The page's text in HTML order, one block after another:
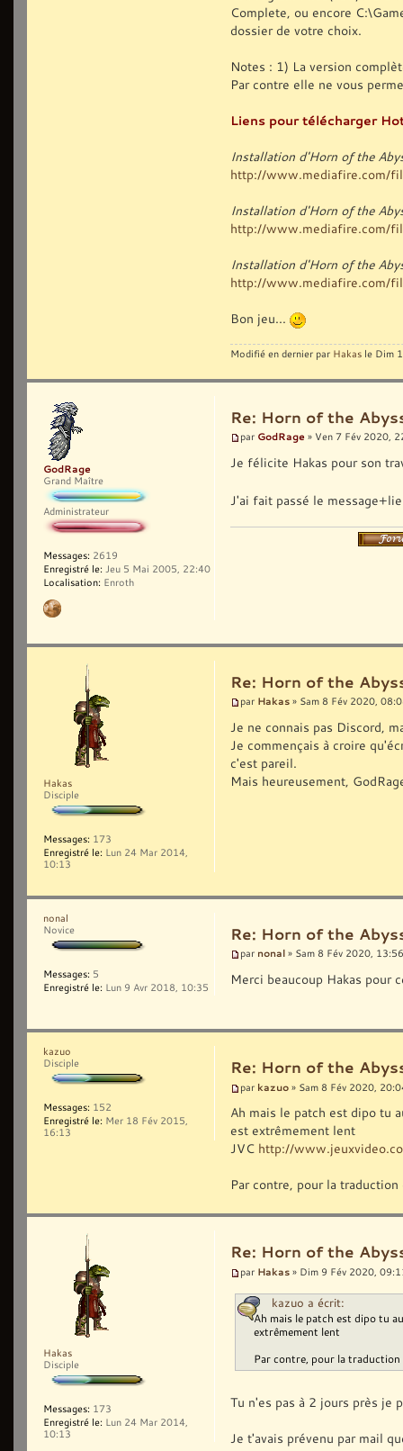
Complete, ou encore
dossier de votre choix.
Notes : 1) La version
Par contre elle ne vous
Liens pour télécharger
Installation d'Horn of the
http://www.mediafire.com/
Installation d'Horn of the
http://www.mediafire.com/
Installation d'Horn of the
http://www.mediafire.com/
Bon jeu...
Modifié en dernier par Hakas le Dim
Re: Horn of the
par GodRage » Ven 7 Fév 2020,
Je félicite Hakas pour son
J'ai fait passé le
GodRage
Grand Maître
Administrateur
Messages: 2619
Enregistré le: Jeu 5 Mai 2005, 22:40
Localisation: Enroth
Re: Horn of the
par Hakas » Sam 8 Fév 2020,
Je ne connais pas Discord,
Je commençais à croire
c'est pareil.
Mais heureusement,
Hakas
Disciple
Messages: 173
Enregistré le: Lun 24 Mar 2014,
10:13
Re: Horn of the
par nonal » Sam 8 Fév 2020, 13:56
Merci beaucoup Hakas pour
nonal
Novice
Messages: 5
Enregistré le: Lun 9 Avr 2018, 10:35
Re: Horn of the
par kazuo » Sam 8 Fév 2020,
Ah mais le patch est dipo tu
est extrêmement lent
JVC http://
Par contre, pour la
kazuo
Disciple
Messages: 152
Enregistré le: Mer 18 Fév 2015,
16:13
Re: Horn of the
par Hakas » Dim 9 Fév 2020,
kazuo a écrit:
Ah mais le patch est dipo tu
extrêmement lent
Par contre, pour la traduction
Tu n'es pas à 2 jours près je
Je t'avais prévenu par mail
Hakas
Disciple
Messages: 173
Enregistré le: Lun 24 Mar 2014,
10:13